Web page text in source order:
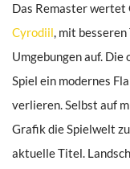
Das Remaster wertet
Cyrodiil, mit
Umgebungen auf.
Spiel ein modernes
verlieren. Selbst auf
Grafik die Spielwelt
aktuelle Titel.